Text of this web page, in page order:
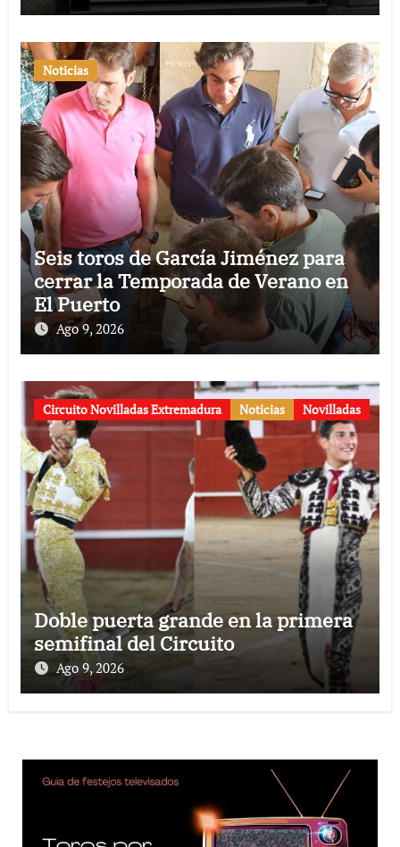
Noticias
Seis toros de García Jiménez para
cerrar la Temporada de Verano en
El Puerto
Ago 9, 2026
Circuito Novilladas Extremadura Noticias Novilladas
Doble puerta grande en la primera
semifinal del Circuito
Ago 9, 2026